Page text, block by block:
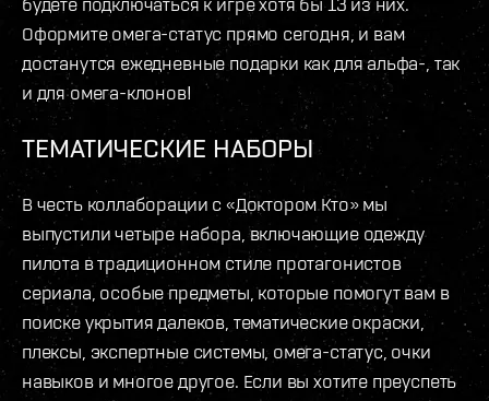
Оформите омега-статус прямо сегодня, и вам
достанутся ежедневные подарки как для альфа-, так
и для омега-клонов!
ТЕМАТИЧЕСКИЕ НАБОРЫ
В честь коллаборации с «Доктором Кто» мы
выпустили четыре набора, включающие одежду
пилота в традиционном стиле протагонистов
сериала, особые предметы, которые помогут вам в
поиске укрытия далеков, тематические окраски,
плексы, экспертные системы, омега-статус, очки
навыков и многое другое. Если вы хотите преуспеть